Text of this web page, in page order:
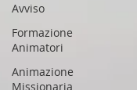
Avviso
Formazione
Animatori
Animazione
Missionaria